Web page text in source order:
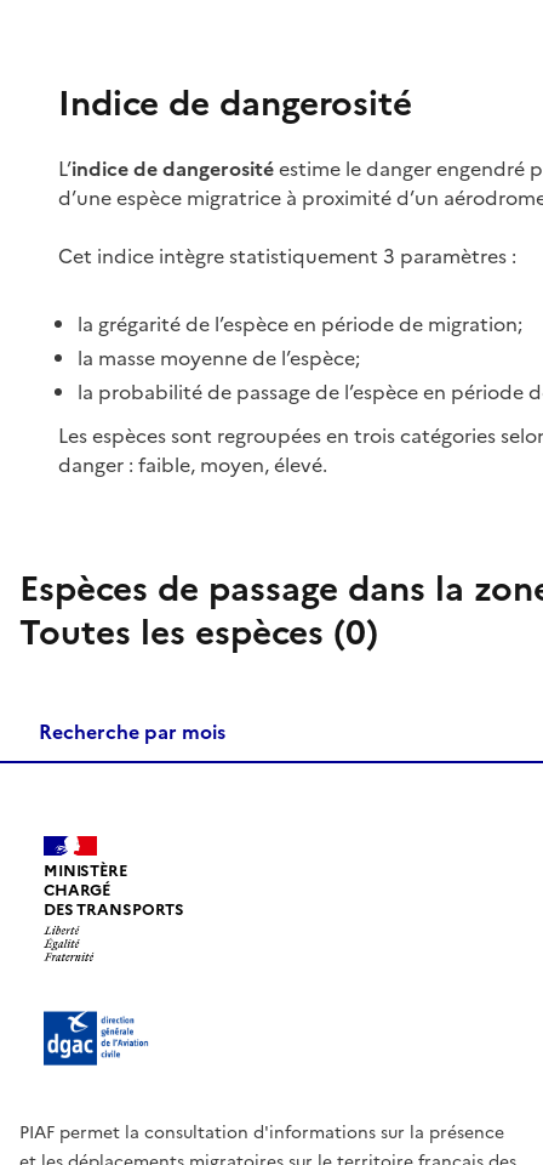
Indice de dangerosité
L’indice de dangerositéestime le danger engendré
d’une espèce migratrice à proximité d’un
Cet indice intègre statistiquement 3 paramètres :
la grégarité de l’espèce en période de migration;
la masse moyenne de l’espèce;
la probabilité de passage de l’espèce en période
Les espèces sont regroupées en trois catégories
danger : faible, moyen, élevé.
Espèces de passage dans la
Toutes les espèces (0)
Recherche par mois
MINISTÈRE
CHARGÉ
DES TRANSPORTS
PIAF permet la consultation d'informations sur la présence